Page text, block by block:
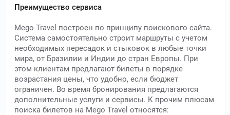
Преимущество сервиса
Mego Travel построен по принципу поискового сайта.
Система самостоятельно строит маршруты с учетом
необходимых пересадок и стыковок в любые точки
мира, от Бразилии и Индии до стран Европы. При
этом клиентам предлагают билеты в порядке
возрастания цены, что удобно, если бюджет
ограничен. Во время бронирования предлагаются
дополнительные услуги и сервисы. К прочим плюсам
поиска билетов на Mego Travel относятся: